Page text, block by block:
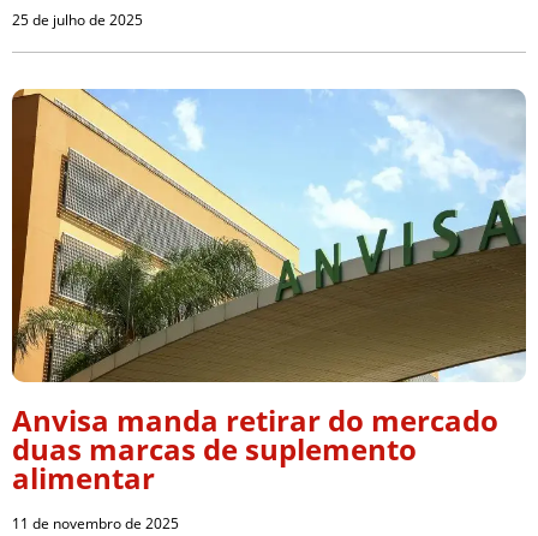
25 de julho de 2025
Anvisa manda retirar do mercado
duas marcas de suplemento
alimentar
11 de novembro de 2025